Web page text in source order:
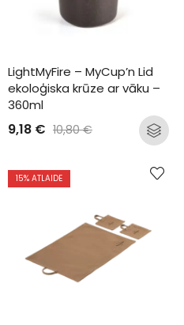
LightMyFire – MyCup’n Lid
ekoloģiska krūze ar vāku –
360ml
9,18 € 10,80€
15% ATLAIDE